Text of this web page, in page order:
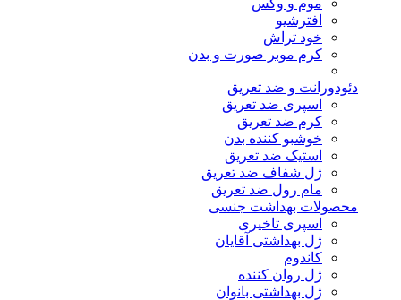
موم و وکس
افترشیو
خود تراش
کرم موبر صورت و بدن
دئودورانت و ضد تعریق
اسپری ضد تعریق
کرم ضد تعریق
خوشبو کننده بدن
استیک ضد تعریق
ژل شفاف ضد تعریق
مام رول ضد تعریق
محصولات بهداشت جنسی
اسپری تاخیری
ژل بهداشتی آقایان
کاندوم
ژل روان کننده
ژل بهداشتی بانوان